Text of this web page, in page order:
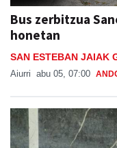
Bus zerbitzua
honetan
SAN ESTEBAN JAIAK
Aiurri abu 05, 07:00